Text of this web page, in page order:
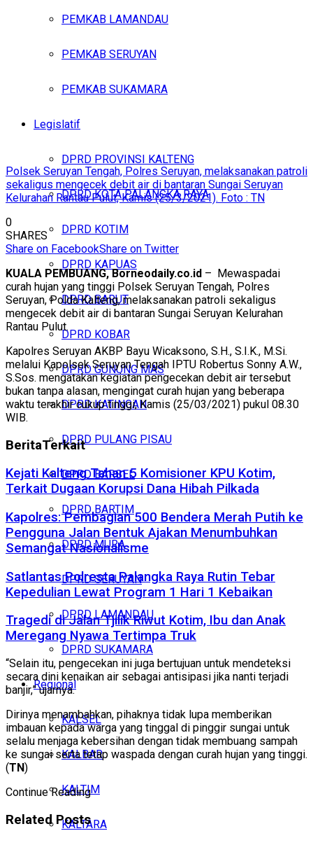
PEMKAB LAMANDAU
PEMKAB SERUYAN
PEMKAB SUKAMARA
Legislatif
DPRD PROVINSI KALTENG
DPRD KOTA PALANGKA RAYA
DPRD KOTIM
DPRD KAPUAS
DPRD BARUT
DPRD KOBAR
DPRD GUNUNG MAS
DPRD KATINGAN
DPRD PULANG PISAU
DPRD BARSEL
DPRD BARTIM
DPRD MURA
DPRD SERUYAN
DPRD LAMANDAU
DPRD SUKAMARA
Regional
KALSEL
KALBAR
KALTIM
KALTARA
Polsek Seruyan Tengah, Polres Seruyan, melaksanakan patroli
sekaligus mengecek debit air di bantaran Sungai Seruyan
Kelurahan Rantau Pulut, Kamis (25/3/2021). Foto : TN
0
SHARES
Share on FacebookShare on Twitter
KUALA PEMBUANG, Borneodaily.co.id – Mewaspadai
curah hujan yang tinggi Polsek Seruyan Tengah, Polres
Seruyan, Polda Kalteng, melaksanakan patroli sekaligus
mengecek debit air di bantaran Sungai Seruyan Kelurahan
Rantau Pulut.
Kapolres Seruyan AKBP Bayu Wicaksono, S.H., S.I.K., M.Si.
melalui Kapolsek Seruyan Tengah IPTU Robertus Sonny A.W.,
S.Sos. mengatakan kegiatan pengecekan debit air tersebut
bukan tanpa alasan, mengingat curah hujan yang beberapa
waktu terakhir cukup tinggi, Kamis (25/03/2021) pukul 08.30
WIB.
BeritaTerkait
Kejati Kalteng Tahan 5 Komisioner KPU Kotim,
Terkait Dugaan Korupsi Dana Hibah Pilkada
Kapolres: Pembagian 500 Bendera Merah Putih ke
Pengguna Jalan Bentuk Ajakan Menumbuhkan
Semangat Nasionalisme
Satlantas Polresta Palangka Raya Rutin Tebar
Kepedulian Lewat Program 1 Hari 1 Kebaikan
Tragedi di Jalan Tjilik Riwut Kotim, Ibu dan Anak
Meregang Nyawa Tertimpa Truk
“Selain itu, pengecekan ini juga bertujuan untuk mendeteksi
secara dini kenaikan air sebagai antisipasi jika nanti terjadi
banjir,” ujarnya.
Dirinya menambahkan, pihaknya tidak lupa memberikan
imbauan kepada warga yang tinggal di pinggir sungai untuk
selalu menjaga kebersihan dengan tidak membuang sampah
ke sungai serta tetap waspada dengan curah hujan yang tinggi.
(TN)
Continue Reading
RelatedPosts